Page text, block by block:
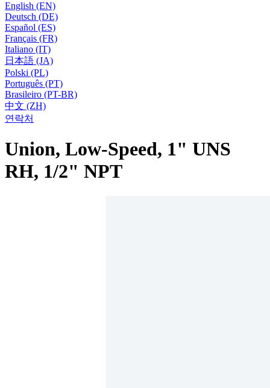
English (EN)
Deutsch (DE)
Español (ES)
Français (FR)
Italiano (IT)
日本語 (JA)
Polski (PL)
Português (PT)
Brasileiro (PT-BR)
中文 (ZH)
연락처
Union, Low-Speed, 1" UNS
RH, 1/2" NPT